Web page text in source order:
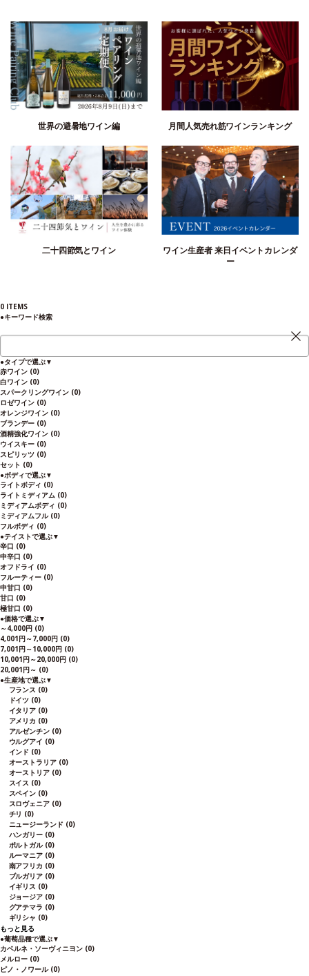
ワインの90％は葡萄畑で造られる
パラディン・ワイナリーはヴェネトとフリウリの間にあり、2つの地域文化が溶け合っ
ています。葡萄畑は古代ローマのポストゥミア道沿いに、タリアメント川による最後
の氷河作用の間に形成された石灰質粘土上に、最も近代的葡萄栽培技術を使用して植
樹されました。実際に以前からパラディン家は「ワインの90％は葡萄畑で造られてい
る」と考え、自然が自分達に与える力を尊重する必要があるというビジョンを持っ
て、持続可能な栽培慣行を追求しています。「理性的な葡萄栽培」のプロジェクトは
の生物多様性を維持するために合理的な方法で注意深く葡萄畑をケアをすることによ
パラディンワイナリーのワインは、自然に耳を傾ける才能と長い経験そして大きな情
熱に満ちた心を持つ人々により、厳しい土壌から造られています。このコミットメン
トによって、テロワールとイタリアワイン造りの良きアンバサダーになる努力をして
いるのです。今日、この方法は継続され構造的な革新によって統合され、包括的な
「葡萄畑セラー」システムが誕生。 各ワインの品質は母なる大地を尊重し、未来の責
任を取りながら素晴らしいものとならなければなりません。つる（vite）、緑
（verde）、ワイン（vino）、生命（vita）の4つのキーワードで要約される好循環
です。個性および品質の探求に専念し、国際的受賞歴のある厳選されたワインを生産
しています。
世界の避暑地ワイン編 月間人気売れ筋ワインランキング
二十四節気とワイン
ワイン生産者 来日イベントカレンダ
ー
0 ITEMS
●キーワード検索
●タイプで選ぶ▼
赤ワイン (0)
白ワイン (0)
スパークリングワイン (0)
ロゼワイン (0)
オレンジワイン (0)
ブランデー (0)
酒精強化ワイン (0)
ウイスキー (0)
スピリッツ (0)
セット (0)
●ボディで選ぶ▼
ライトボディ (0)
ライトミディアム (0)
ミディアムボディ (0)
ミディアムフル (0)
フルボディ (0)
●テイストで選ぶ▼
辛口 (0)
中辛口 (0)
オフドライ (0)
フルーティー (0)
中甘口 (0)
甘口 (0)
極甘口 (0)
●価格で選ぶ▼
～4,000円 (0)
4,001円～7,000円 (0)
7,001円～10,000円 (0)
10,001円～20,000円 (0)
20,001円～ (0)
●生産地で選ぶ▼
フランス (0)
ドイツ (0)
イタリア (0)
アメリカ (0)
アルゼンチン (0)
ウルグアイ (0)
インド (0)
オーストラリア (0)
オーストリア (0)
スイス (0)
スペイン (0)
スロヴェニア (0)
チリ (0)
ニュージーランド (0)
ハンガリー (0)
ポルトガル (0)
ルーマニア (0)
南アフリカ (0)
ブルガリア (0)
イギリス (0)
ジョージア (0)
グアテマラ (0)
ギリシャ (0)
もっと見る
●葡萄品種で選ぶ▼
カベルネ・ソーヴィニヨン (0)
メルロー (0)
ピノ・ノワール (0)